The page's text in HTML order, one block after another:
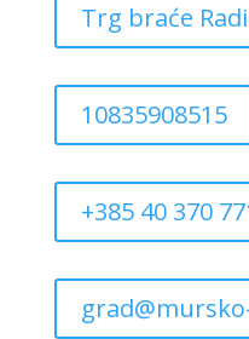
Trg braće
10835908515
+385 40 370